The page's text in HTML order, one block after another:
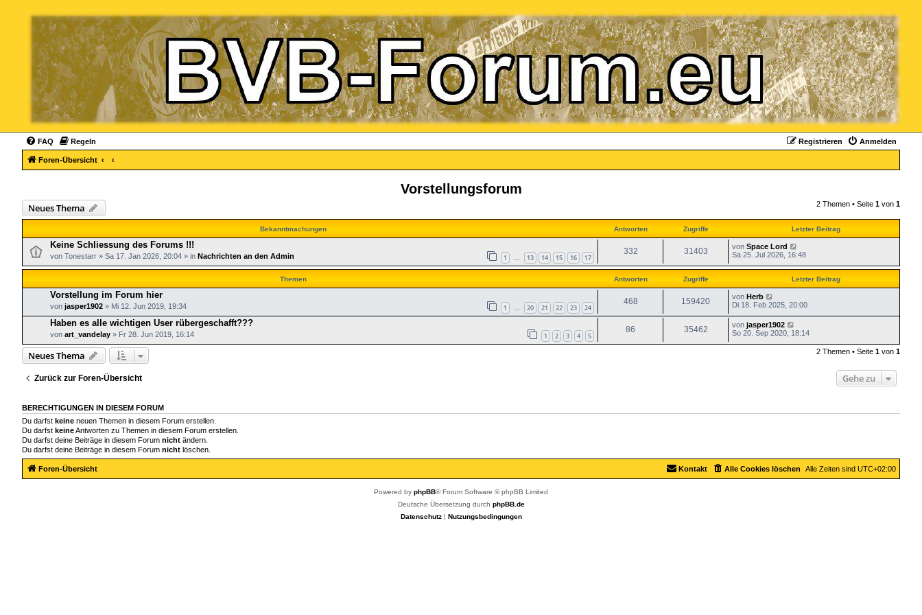
FAQ Regeln Anmelden
Registrieren
Foren-Übersicht
Vorstellungsforum
Neues Thema 2 Themen • Seite 1 von 1
Bekanntmachungen Antworten Zugriffe Letzter Beitrag
Keine Schliessung des Forums !!!
von Tonestarr » Sa 17. Jan 2026, 20:04 » in Nachrichten an den Admin 1 … 13 14 15 16 17
332 31403 von Space Lord
Sa 25. Jul 2026, 16:48
Themen Antworten Zugriffe Letzter Beitrag
Vorstellung im Forum hier
von jasper1902 » Mi 12. Jun 2019, 19:34 1 … 20 21 22 23 24
468 159420 von Herb
Di 18. Feb 2025, 20:00
Haben es alle wichtigen User rübergeschafft???
von art_vandelay » Fr 28. Jun 2019, 16:14 1 2 3 4 5
86 35462 von jasper1902
So 20. Sep 2020, 18:14
Neues Thema 2 Themen • Seite 1 von 1
Zurück zur Foren-Übersicht Gehe zu
BERECHTIGUNGEN IN DIESEM FORUM
Du darfst keine neuen Themen in diesem Forum erstellen.
Du darfst keineAntworten zu Themen in diesem Forum erstellen.
Du darfst deine Beiträge in diesem Forum nicht ändern.
Du darfst deine Beiträge in diesem Forum nicht löschen.
Foren-Übersicht Alle Zeiten sind UTC+02:00
Alle Cookies löschen
Kontakt
Powered by phpBB® Forum Software © phpBB Limited
Deutsche Übersetzung durch phpBB.de
Datenschutz| Nutzungsbedingungen